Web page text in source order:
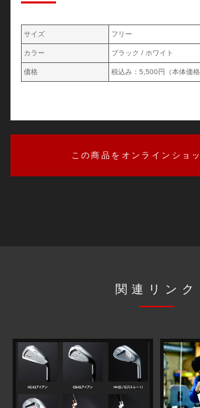
サイズ フリー
カラー ブラック / ホワイト
価格 税込み：5,500円（本体価格
この商品をオンラインショ
関連リンク